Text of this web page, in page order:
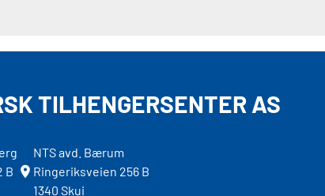
TILHENGERSENTER AS
B
NTS avd. Bærum
Ringeriksveien 256 B
1340 Skui